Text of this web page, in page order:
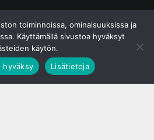
toiminnoissa, ominaisuuksissa ja
Käyttämällä sivustoa hyväksyt
käytön.
hyväksy Lisätietoja